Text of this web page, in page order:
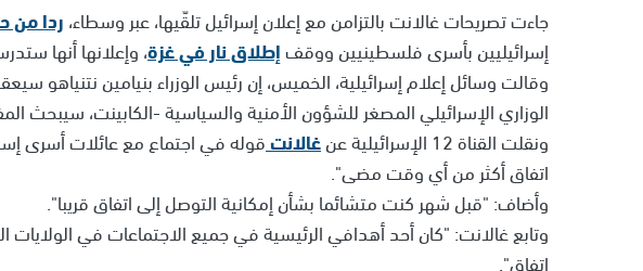
جاءت تصريحات غالانت بالتزامن مع إعلان إسرائيل تلقّيها، عبر وسطاء،ردا من
إسرائيليين بأسرى فلسطينيين ووقفإطلاق نار في غزة، وإعلانها أنها
وقالت وسائل إعلام إسرائيلية، الخميس، إن رئيس الوزراء بنيامين نتنياهو
الوزاري الإسرائيلي المصغر للشؤون الأمنية والسياسية -الكابينت، سيبحث
ونقلت القناة 12 الإسرائيلية عن
غالانتقوله في اجتماع مع عائلات أسرى
اتفاق أكثر من أي وقت مضى".
وأضاف: "قبل شهر كنت متشائما بشأن إمكانية التوصل إلى اتفاق قريبا".
وتابع غالانت: "كان أحد أهدافي الرئيسية في جميع الاجتماعات في
اتفاق".